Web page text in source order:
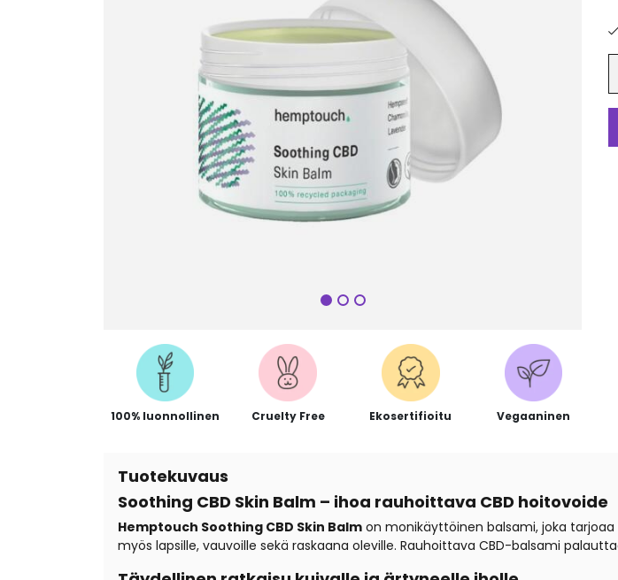
Seuraava
100% luonnollinen Cruelty Free Ekosertifioitu Vegaaninen
Tuotekuvaus
Soothing CBD Skin Balm – ihoa rauhoittava CBD hoitovoide
Hemptouch Soothing CBD Skin Balm on monikäyttöinen balsami, joka
myös lapsille, vauvoille sekä raskaana oleville. Rauhoittava CBD-balsami